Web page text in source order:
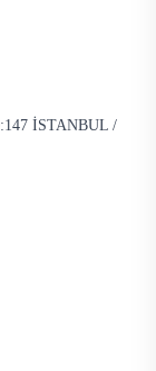
İSTANBUL /